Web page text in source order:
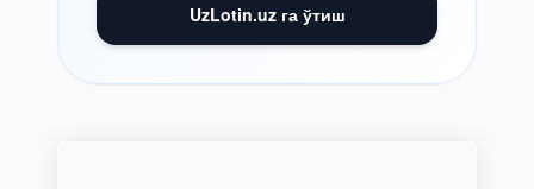
UzLotin.uz га ўтиш